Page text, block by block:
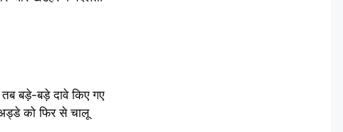
बड़े-बड़े दावे किए गए
को फिर से चालू